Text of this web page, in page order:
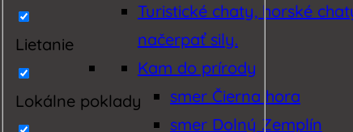
Lietanie
Lokálne poklady
Turistické chaty, horské
načerpať sily.
Kam do prírody
smer Čierna hora
smer Dolný Zemplín